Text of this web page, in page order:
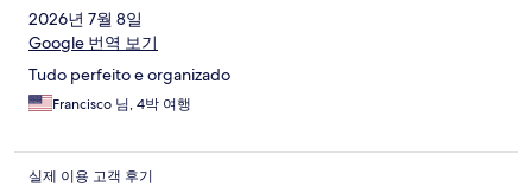
2026년 7월 8일
Google 번역 보기
Tudo perfeito e organizado
Francisco 님, 4박 여행
실제 이용 고객 후기